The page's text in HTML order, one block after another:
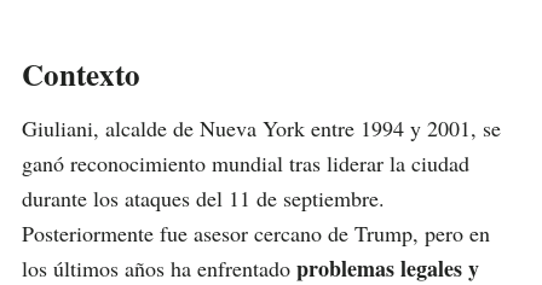
Contexto
Giuliani, alcalde de Nueva York entre 1994 y 2001, se
ganó reconocimiento mundial tras liderar la ciudad
durante los ataques del 11 de septiembre.
Posteriormente fue asesor cercano de Trump, pero en
los últimos años ha enfrentado problemas legales y